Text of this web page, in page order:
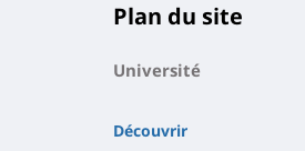
Plan du site
Université
Découvrir